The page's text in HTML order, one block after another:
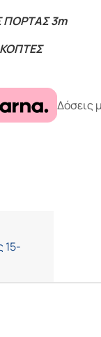
ΠΟΡΤΑΣ 3m
Δόσεις
15-